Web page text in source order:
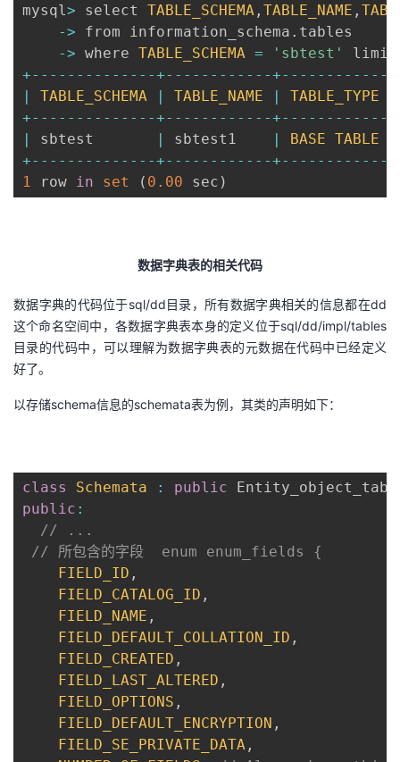
mysql> select TABLE_SCHEMA , TABLE_NAME ,
-> from information_schema . tables
-> where TABLE_SCHEMA = 'sbtest'
+-- -- -- -- -- -- --+-- -- -- -- -- --+-- -- -- -- -- --
|
TABLE_SCHEMA | TABLE_NAME | TABLE_TYPE
+-- -- -- -- -- -- --+-- -- -- -- -- --+-- -- -- -- -- --
|
sbtest | sbtest1 | BASE TABLE
+-- -- -- -- -- -- --+-- -- -- -- -- --+-- -- -- -- -- --
1 row in set ( 0.00 sec )
数据字典表的相关代码
数据字典的代码位于sql/dd目录，所有数据字典相关的信息都在dd
这个命名空间中，各数据字典表本身的定义位于sql/dd/impl/tables
目录的代码中，可以理解为数据字典表的元数据在代码中已经定义
好了。
以存储schema信息的schemata表为例，其类的声明如下：
class Schemata : public
public :
// ...
// 所包含的字段  enum enum_fields {
FIELD_ID ,
FIELD_CATALOG_ID ,
FIELD_NAME ,
FIELD_DEFAULT_COLLATION_ID ,
FIELD_CREATED ,
FIELD_LAST_ALTERED ,
FIELD_OPTIONS ,
FIELD_DEFAULT_ENCRYPTION ,
FIELD_SE_PRIVATE_DATA ,